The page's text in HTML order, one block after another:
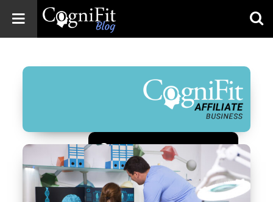
Blog: Brain
Wellness
Зарегистрироваться